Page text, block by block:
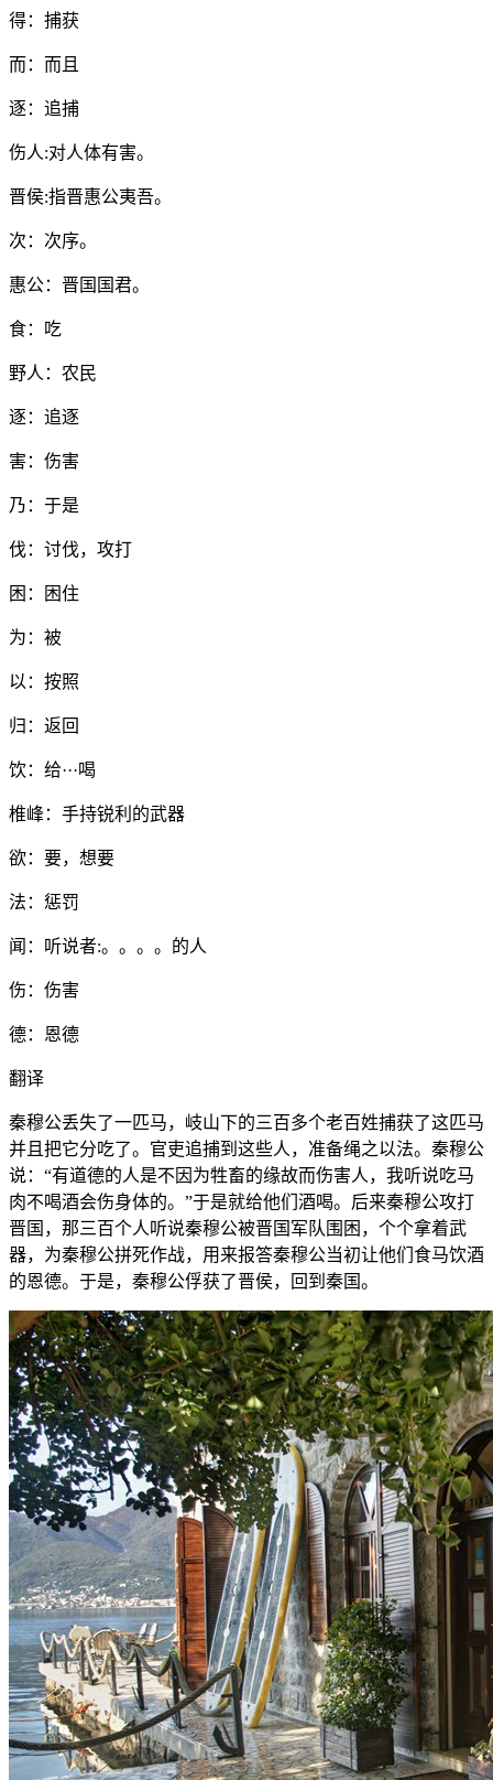
得：捕获
而：而且
逐：追捕
伤人:对人体有害。
晋侯:指晋惠公夷吾。
次：次序。
惠公：晋国国君。
食：吃
野人：农民
逐：追逐
害：伤害
乃：于是
伐：讨伐，攻打
困：困住
为：被
以：按照
归：返回
饮：给···喝
椎峰：手持锐利的武器
欲：要，想要
法：惩罚
闻：听说者:。。。。的人
伤：伤害
德：恩德
翻译
秦穆公丢失了一匹马，岐山下的三百多个老百姓捕获了这匹马
并且把它分吃了。官吏追捕到这些人，准备绳之以法。秦穆公
说：“有道德的人是不因为牲畜的缘故而伤害人，我听说吃马
肉不喝酒会伤身体的。”于是就给他们酒喝。后来秦穆公攻打
晋国，那三百个人听说秦穆公被晋国军队围困，个个拿着武
器，为秦穆公拼死作战，用来报答秦穆公当初让他们食马饮酒
的恩德。于是，秦穆公俘获了晋侯，回到秦国。